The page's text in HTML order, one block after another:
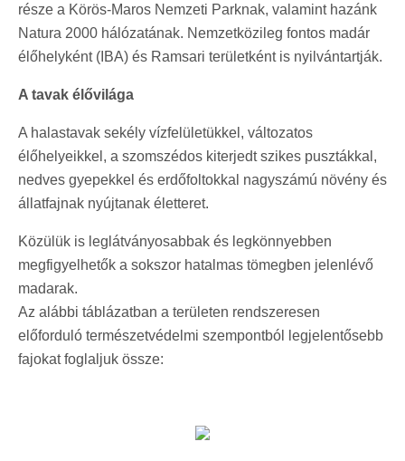
része a Körös-Maros Nemzeti Parknak, valamint hazánk
Natura 2000 hálózatának. Nemzetközileg fontos madár
élőhelyként (IBA) és Ramsari területként is nyilvántartják.
A tavak élővilága
A halastavak sekély vízfelületükkel, változatos
élőhelyeikkel, a szomszédos kiterjedt szikes pusztákkal,
nedves gyepekkel és erdőfoltokkal nagyszámú növény és
állatfajnak nyújtanak életteret.
Közülük is leglátványosabbak és legkönnyebben
megfigyelhetők a sokszor hatalmas tömegben jelenlévő
madarak.
Az alábbi táblázatban a területen rendszeresen
előforduló természetvédelmi szempontból legjelentősebb
fajokat foglaljuk össze: